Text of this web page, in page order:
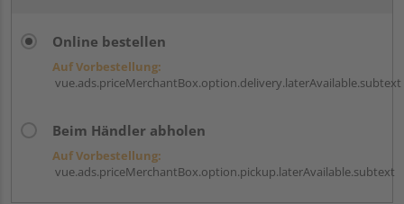
Online bestellen
Auf Vorbestellung:
vue.ads.priceMerchantBox.option.delivery.laterAvailable.subtext
Beim Händler abholen
Auf Vorbestellung:
vue.ads.priceMerchantBox.option.pickup.laterAvailable.subtext